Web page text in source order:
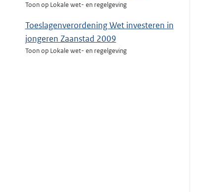
Toon op Lokale wet- en regelgeving
Toeslagenverordening Wet investeren in
jongeren Zaanstad 2009
Toon op Lokale wet- en regelgeving